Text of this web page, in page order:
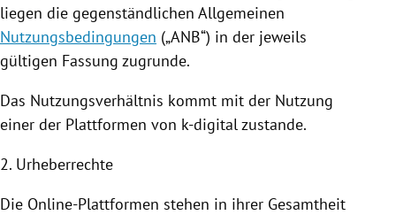
Untermenü
Untermenü
liegen die gegenständlichen Allgemeinen
Nutzungsbedingungen („ANB“) in der jeweils
gültigen Fassung zugrunde.
Das Nutzungsverhältnis kommt mit der Nutzung
einer der Plattformen von k-digital zustande.
2. Urheberrechte
Die Online-Plattformen stehen in ihrer Gesamtheit